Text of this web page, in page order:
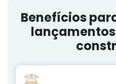
Benefícios